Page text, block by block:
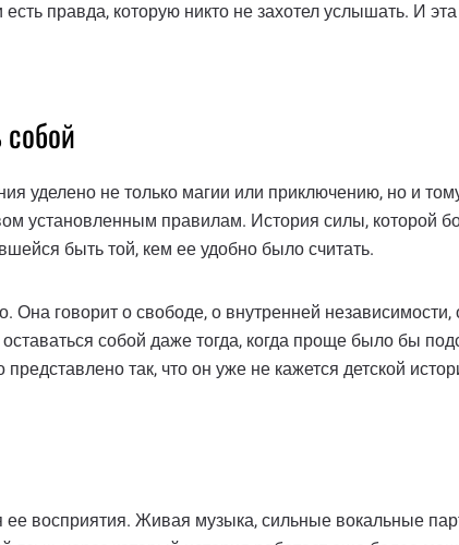
правда, которую никто не захотел услышать. И
уделено не только магии или приключению, но и
установленным правилам. История силы, которой
быть той, кем ее удобно было считать.
Она говорит о свободе, о внутренней
собой даже тогда, когда проще было бы
так, что он уже не кажется детской
ее восприятия. Живая музыка, сильные вокальные